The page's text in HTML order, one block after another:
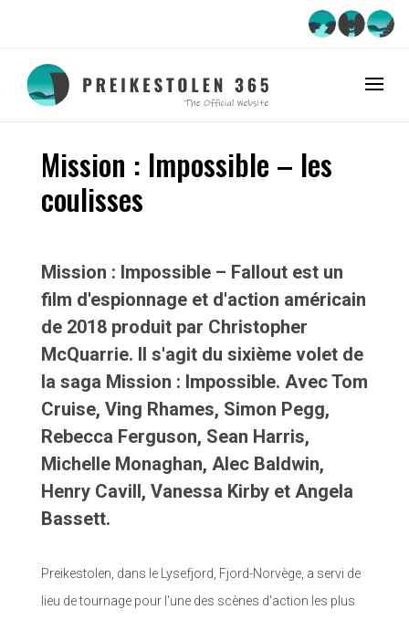
Actualités
Mission : Impossible – les
coulisses
Mission : Impossible – Fallout est un
film d'espionnage et d'action américain
de 2018 produit par Christopher
McQuarrie. Il s'agit du sixième volet de
la saga Mission : Impossible. Avec Tom
Cruise, Ving Rhames, Simon Pegg,
Rebecca Ferguson, Sean Harris,
Michelle Monaghan, Alec Baldwin,
Henry Cavill, Vanessa Kirby et Angela
Bassett.
Preikestolen, dans le Lysefjord, Fjord-Norvège, a servi de
lieu de tournage pour l'une des scènes d'action les plus